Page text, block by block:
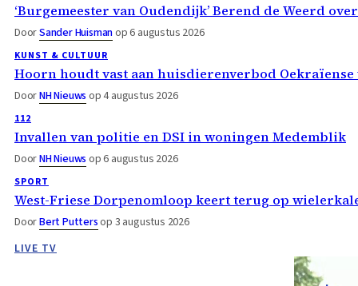
‘Burgemeester van Oudendijk’ Berend de Weerd
DoorSander Huismanop 6 augustus 2026
KUNST & CULTUUR
Hoorn houdt vast aan huisdierenverbod
DoorNH Nieuws op 4 augustus 2026
112
Invallen van politie en DSI in woningen Medemblik
DoorNH Nieuws op 6 augustus 2026
SPORT
West-Friese Dorpenomloop keert terug op
DoorBert Puttersop 3 augustus 2026
LIVE TV